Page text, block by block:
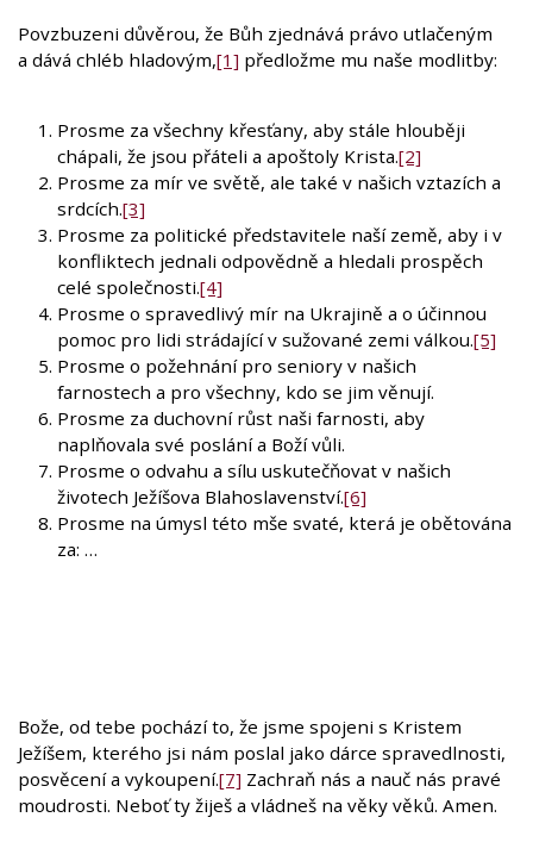
Povzbuzeni důvěrou, že Bůh zjednává právo utlačeným
a dává chléb hladovým,[1] předložme mu naše modlitby:
Prosme za všechny křesťany, aby stále hlouběji
chápali, že jsou přáteli a apoštoly Krista.[2]
Prosme za mír ve světě, ale také v našich vztazích a
srdcích.[3]
Prosme za politické představitele naší země, aby i v
konfliktech jednali odpovědně a hledali prospěch
celé společnosti.[4]
Prosme o spravedlivý mír na Ukrajině a o účinnou
pomoc pro lidi strádající v sužované zemi válkou.[5]
Prosme o požehnání pro seniory v našich
farnostech a pro všechny, kdo se jim věnují.
Prosme za duchovní růst naši farnosti, aby
naplňovala své poslání a Boží vůli.
Prosme o odvahu a sílu uskutečňovat v našich
životech Ježíšova Blahoslavenství.[6]
Prosme na úmysl této mše svaté, která je obětována
za: …
Bože, od tebe pochází to, že jsme spojeni s Kristem
Ježíšem, kterého jsi nám poslal jako dárce spravedlnosti,
posvěcení a vykoupení.[7] Zachraň nás a nauč nás pravé
moudrosti. Neboť ty žiješ a vládneš na věky věků. Amen.